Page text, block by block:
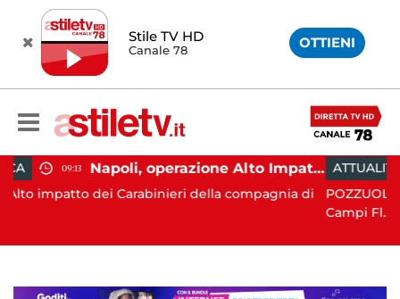
Stile TV HD
Canale 78 OTTIENI
Napoli, operazione Alto Impatto: trovate 252 dosi di droga
della compagnia di
ATTUALITÀ 11:05
POZZUOLI. La terra è tornata a